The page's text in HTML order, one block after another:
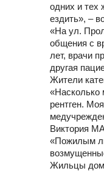
одних и тех
ездить», –
«На ул.
общения с
лет, врачи
другая
Жители
«Насколько
рентген.
Виктория
«Пожилым
Жильцы